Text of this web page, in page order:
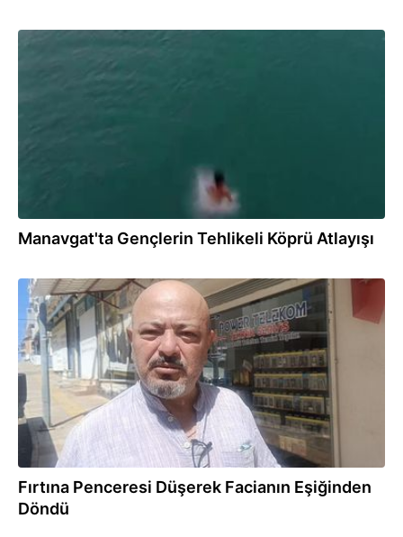
30.07.2026
Manavgat'ta Gençlerin Tehlikeli Köprü Atlayışı
30.07.2026
Fırtına Penceresi Düşerek Facianın Eşiğinden
Döndü